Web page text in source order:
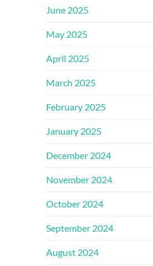
June 2025
May 2025
April 2025
March 2025
February 2025
January 2025
December 2024
November 2024
October 2024
September 2024
August 2024